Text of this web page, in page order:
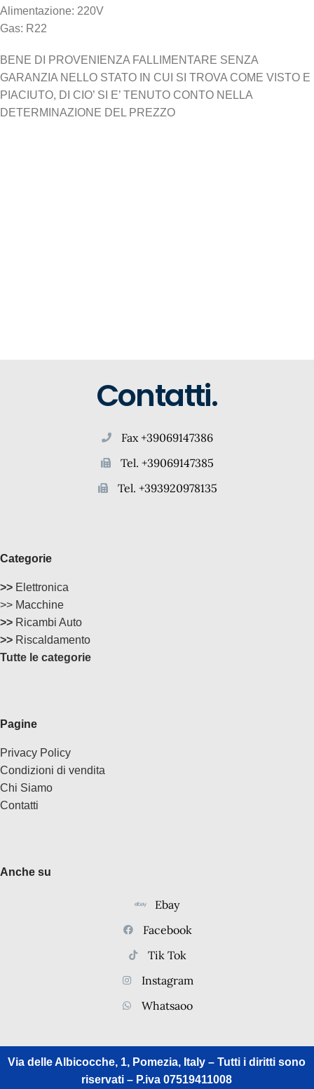
Alimentazione: 220V
Gas: R22
BENE DI PROVENIENZA FALLIMENTARE SENZA
GARANZIA NELLO STATO IN CUI SI TROVA COME VISTO E
PIACIUTO, DI CIO’ SI E’ TENUTO CONTO NELLA
DETERMINAZIONE DEL PREZZO
Contatti.
Fax +39069147386
Tel. +39069147385
Tel. +393920978135
Categorie
>> Elettronica
>> Macchine
>> Ricambi Auto
>> Riscaldamento
Tutte le categorie
Pagine
Privacy Policy
Condizioni di vendita
Chi Siamo
Contatti
Anche su
Ebay
Facebook
Tik Tok
Instagram
Whatsaoo
Via delle Albicocche, 1, Pomezia, Italy – Tutti i diritti sono
riservati – P.iva 07519411008